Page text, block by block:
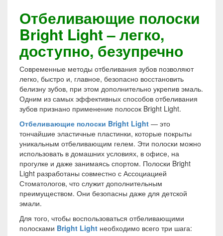
Отбеливающие полоски
Bright Light – легко,
доступно, безупречно
Современные методы отбеливания зубов позволяют
легко, быстро и, главное, безопасно восстановить
белизну зубов, при этом дополнительно укрепив эмаль.
Одним из самых эффективных способов отбеливания
зубов признано применение полосок Bright Light.
Отбеливающие полоски Bright Light — это
тончайшие эластичные пластинки, которые покрыты
уникальным отбеливающим гелем. Эти полоски можно
использовать в домашних условиях, в офисе, на
прогулке и даже занимаясь спортом. Полоски Bright
Light разработаны совместно с Ассоциацией
Стоматологов, что служит дополнительным
преимуществом. Они безопасны даже для детской
эмали.
Для того, чтобы воспользоваться отбеливающими
полосками Bright Light необходимо всего три шага: